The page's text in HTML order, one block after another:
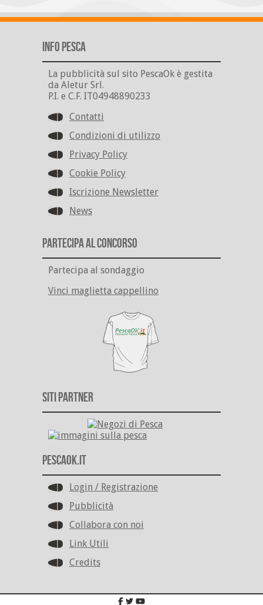
Info Pesca
La pubblicità sul sito PescaOk è gestita
da Aletur Srl.
P.I. e C.F. IT04948890233
Contatti
Condizioni di utilizzo
Privacy Policy
Cookie Policy
Iscrizione Newsletter
News
Partecipa al Concorso
Partecipa al sondaggio
Vinci maglietta cappellino
Siti Partner
PescaOk.it
Login / Registrazione
Pubblicità
Collabora con noi
Link Utili
Credits